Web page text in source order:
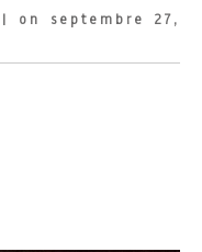
| on septembre 27,